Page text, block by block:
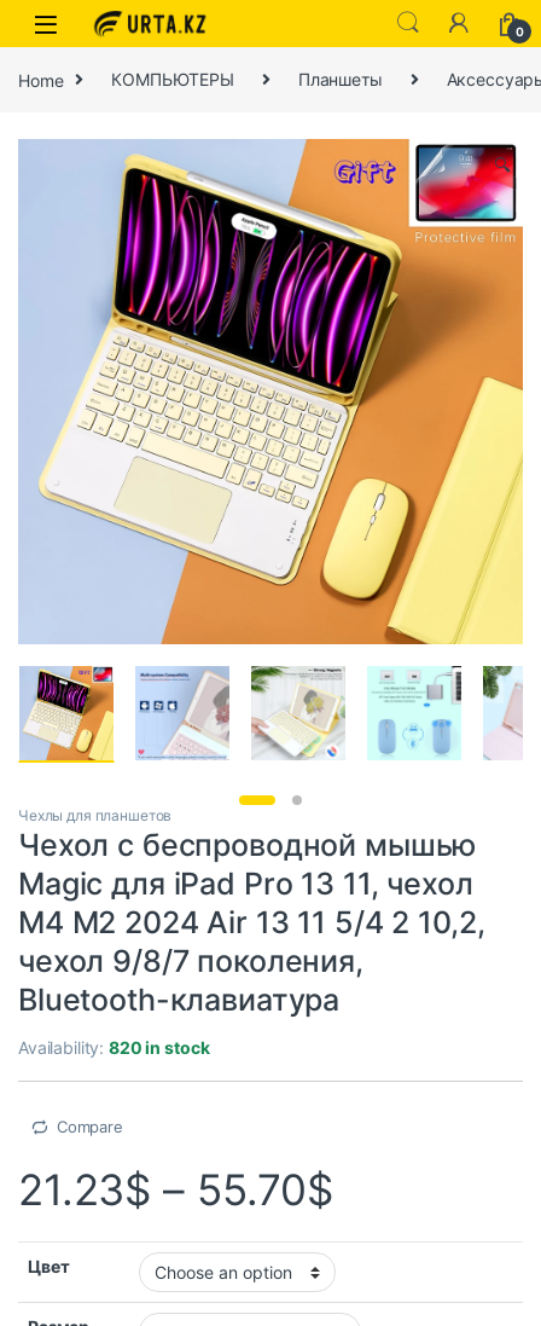
0
Home КОМПЬЮТЕРЫ Планшеты
🔍
Чехлы для планшетов
Чехол с беспроводной мышью
Magic для iPad Pro 13 11, чехол
M4 M2 2024 Air 13 11 5/4 2 10,2,
чехол 9/8/7 поколения,
Bluetooth-клавиатура
Availability:820 in stock
Compare
21.23$ – 55.70$
Цвет